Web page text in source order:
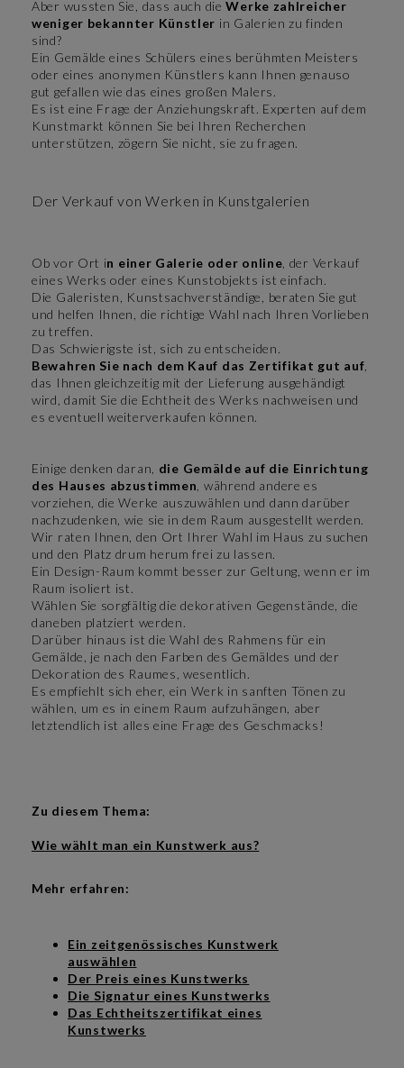
Aber wussten Sie, dass auch dieWerke zahlreicher
weniger bekannter Künstler in Galerien zu finden
sind?
Ein Gemälde eines Schülers eines berühmten Meisters
oder eines anonymen Künstlers kann Ihnen genauso
gut gefallen wie das eines großen Malers.
Es ist eine Frage der Anziehungskraft. Experten auf dem
Kunstmarkt können Sie bei Ihren Recherchen
unterstützen, zögern Sie nicht, sie zu fragen.
Der Verkauf von Werken in Kunstgalerien
Ob vor Ort in einer Galerie oder online , der Verkauf
eines Werks oder eines Kunstobjekts ist einfach.
Die Galeristen, Kunstsachverständige, beraten Sie gut
und helfen Ihnen, die richtige Wahl nach Ihren Vorlieben
zu treffen.
Das Schwierigste ist, sich zu entscheiden.
Bewahren Sie nach dem Kauf das Zertifikat gut auf
das Ihnen gleichzeitig mit der Lieferung ausgehändigt
wird, damit Sie die Echtheit des Werks nachweisen und
es eventuell weiterverkaufen können.
Einige denken daran, die Gemälde auf die Einrichtung
des Hauses abzustimmen , während andere es
vorziehen, die Werke auszuwählen und dann darüber
nachzudenken, wie sie in dem Raum ausgestellt werden.
Wir raten Ihnen, den Ort Ihrer Wahl im Haus zu suchen
und den Platz drum herum frei zu lassen.
Ein Design-Raum kommt besser zur Geltung, wenn er im
Raum isoliert ist.
Wählen Sie sorgfältig die dekorativen Gegenstände, die
daneben platziert werden.
Darüber hinaus ist die Wahl des Rahmens für ein
Gemälde, je nach den Farben des Gemäldes und der
Dekoration des Raumes, wesentlich.
Es empfiehlt sich eher, ein Werk in sanften Tönen zu
wählen, um es in einem Raum aufzuhängen, aber
letztendlich ist alles eine Frage des Geschmacks!
Zu diesem Thema:
Wie wählt man ein Kunstwerk aus?
Mehr erfahren:
Ein zeitgenössisches Kunstwerk
auswählen
Der Preis eines Kunstwerks
Die Signatur eines Kunstwerks
Das Echtheitszertifikat eines
Kunstwerks